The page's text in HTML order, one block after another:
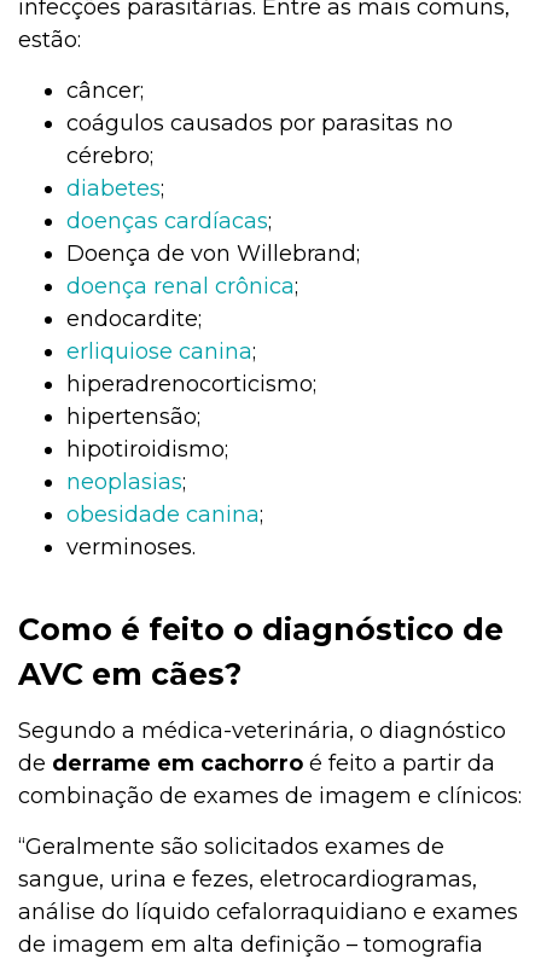
infecções parasitárias. Entre as mais comuns,
estão:
câncer;
coágulos causados por parasitas no
cérebro;
diabetes;
doenças cardíacas;
Doença de von Willebrand;
doença renal crônica;
endocardite;
erliquiose canina;
hiperadrenocorticismo;
hipertensão;
hipotiroidismo;
neoplasias;
obesidade canina;
verminoses.
Como é feito o diagnóstico de
AVC em cães?
Segundo a médica-veterinária, o diagnóstico
de derrame em cachorro é feito a partir da
combinação de exames de imagem e clínicos:
“Geralmente são solicitados exames de
sangue, urina e fezes, eletrocardiogramas,
análise do líquido cefalorraquidiano e exames
de imagem em alta definição – tomografia